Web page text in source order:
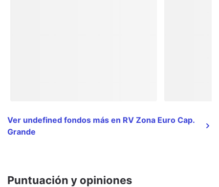
Ver undefined fondos más en RV Zona Euro Cap.
Grande
Puntuación y opiniones